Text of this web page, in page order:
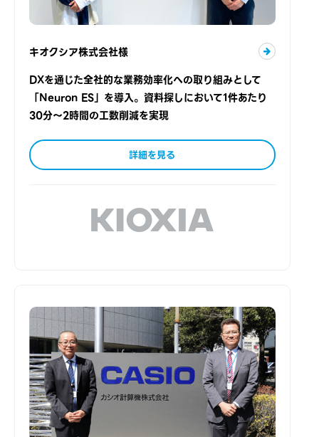
キオクシア株式会社様
DXを通じた全社的な業務効率化への取り組みとして
「Neuron ES」を導入。資料探しにおいて1件あたり
30分～2時間の工数削減を実現
詳細を見る